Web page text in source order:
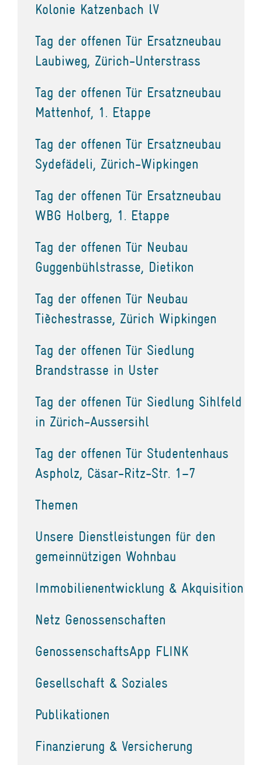
Kolonie Katzenbach lV
Tag der offenen Tür Ersatzneubau
Laubiweg, Zürich-Unterstrass
Tag der offenen Tür Ersatzneubau
Mattenhof, 1. Etappe
Tag der offenen Tür Ersatzneubau
Sydefädeli, Zürich-Wipkingen
Tag der offenen Tür Ersatzneubau
WBG Holberg, 1. Etappe
Tag der offenen Tür Neubau
Guggenbühlstrasse, Dietikon
Tag der offenen Tür Neubau
Tièchestrasse, Zürich Wipkingen
Tag der offenen Tür Siedlung
Brandstrasse in Uster
Tag der offenen Tür Siedlung Sihlfeld
in Zürich-Aussersihl
Tag der offenen Tür Studentenhaus
Aspholz, Cäsar-Ritz-Str. 1–7
Themen
Unsere Dienstleistungen für den
gemeinnützigen Wohnbau
Immobilienentwicklung & Akquisition
Netz Genossenschaften
GenossenschaftsApp FLINK
Gesellschaft & Soziales
Publikationen
Finanzierung & Versicherung